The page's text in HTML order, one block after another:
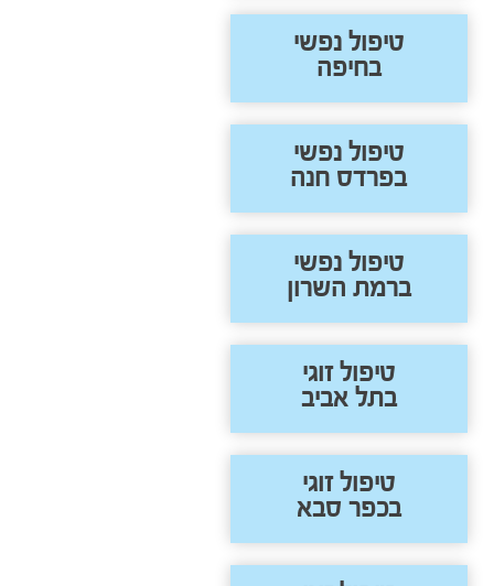
טיפול נפשי
בחיפה
טיפול נפשי
בפרדס חנה
טיפול נפשי
ברמת השרון
טיפול זוגי
בתל אביב
טיפול זוגי
בכפר סבא